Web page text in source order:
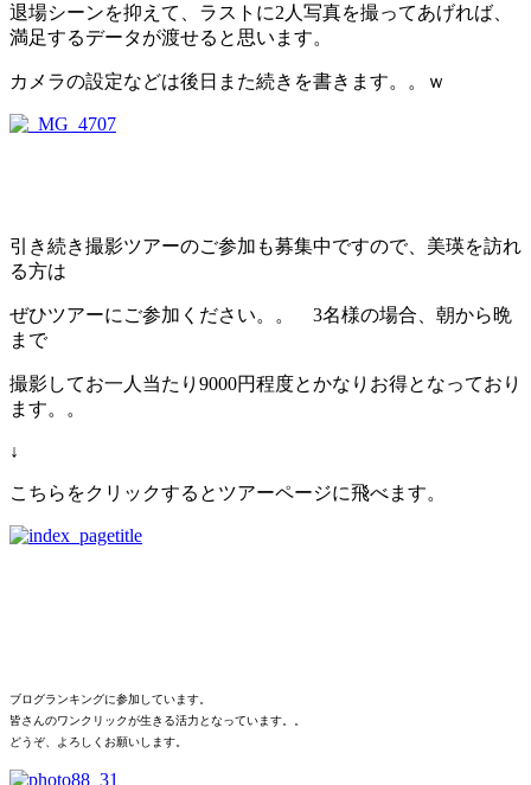
退場シーンを抑えて、ラストに2人写真を撮ってあげれば、
満足するデータが渡せると思います。
カメラの設定などは後日また続きを書きます。。ｗ
引き続き撮影ツアーのご参加も募集中ですので、美瑛を訪れ
る方は
ぜひツアーにご参加ください。。 3名様の場合、朝から晩
まで
撮影してお一人当たり9000円程度とかなりお得となっており
ます。。
↓
こちらをクリックするとツアーページに飛べます。
ブログランキングに参加しています。
皆さんのワンクリックが生きる活力となっています。。
どうぞ、よろしくお願いします。